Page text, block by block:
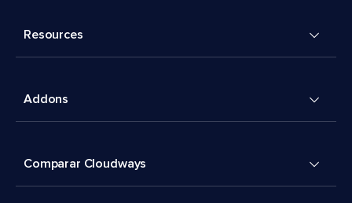
Resources
Addons
Comparar Cloudways